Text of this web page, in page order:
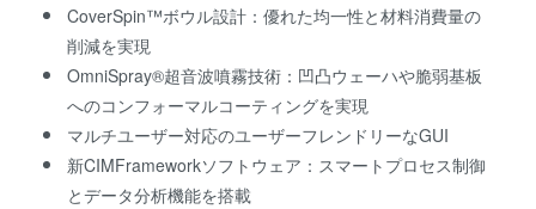
CoverSpin™ボウル設計：優れた均一性と材料消費量の
削減を実現
OmniSpray®超音波噴霧技術：凹凸ウェーハや脆弱基板
へのコンフォーマルコーティングを実現
マルチユーザー対応のユーザーフレンドリーなGUI
新CIMFrameworkソフトウェア：スマートプロセス制御
とデータ分析機能を搭載